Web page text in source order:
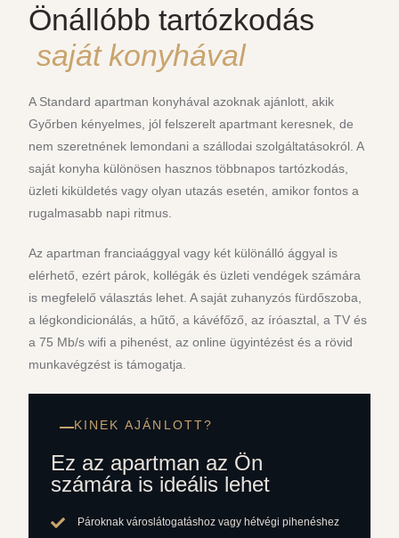
Önállóbb tartózkodás
saját konyhával
A Standard apartman konyhával azoknak ajánlott, akik
Győrben kényelmes, jól felszerelt apartmant keresnek, de
nem szeretnének lemondani a szállodai szolgáltatásokról. A
saját konyha különösen hasznos többnapos tartózkodás,
üzleti kiküldetés vagy olyan utazás esetén, amikor fontos a
rugalmasabb napi ritmus.
Az apartman franciaággyal vagy két különálló ággyal is
elérhető, ezért párok, kollégák és üzleti vendégek számára
is megfelelő választás lehet. A saját zuhanyzós fürdőszoba,
a légkondicionálás, a hűtő, a kávéfőző, az íróasztal, a TV és
a 75 Mb/s wifi a pihenést, az online ügyintézést és a rövid
munkavégzést is támogatja.
KINEK AJÁNLOTT?
Ez az apartman az Ön
számára is ideális lehet
Pároknak városlátogatáshoz vagy hétvégi pihenéshez